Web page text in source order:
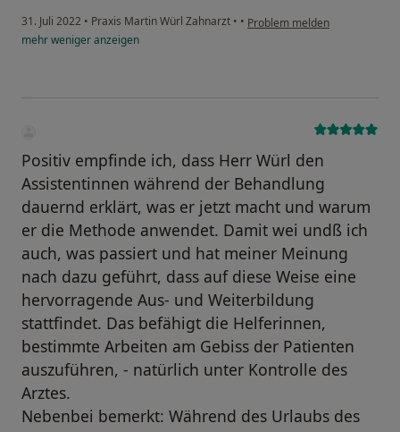
31. Juli 2022 • Praxis Martin Würl Zahnarzt • • Problem melden
mehrwenigeranzeigen
Positiv empfinde ich, dass Herr Würl den
Assistentinnen während der Behandlung
dauernd erklärt, was er jetzt macht und warum
er die Methode anwendet. Damit wei undß ich
auch, was passiert und hat meiner Meinung
nach dazu geführt, dass auf diese Weise eine
hervorragende Aus- und Weiterbildung
stattfindet. Das befähigt die Helferinnen,
bestimmte Arbeiten am Gebiss der Patienten
auszuführen, - natürlich unter Kontrolle des
Arztes.
Nebenbei bemerkt: Während des Urlaubs des